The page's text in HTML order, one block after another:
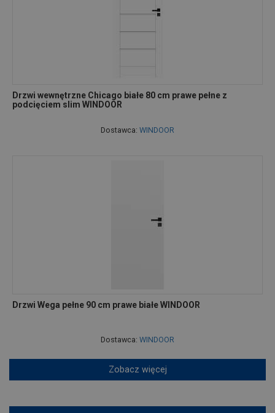
Drzwi wewnętrzne Chicago białe 80 cm prawe pełne z
podcięciem slim WINDOOR
Dostawca: WINDOOR
Drzwi Wega pełne 90 cm prawe białe WINDOOR
Dostawca: WINDOOR
Zobacz więcej